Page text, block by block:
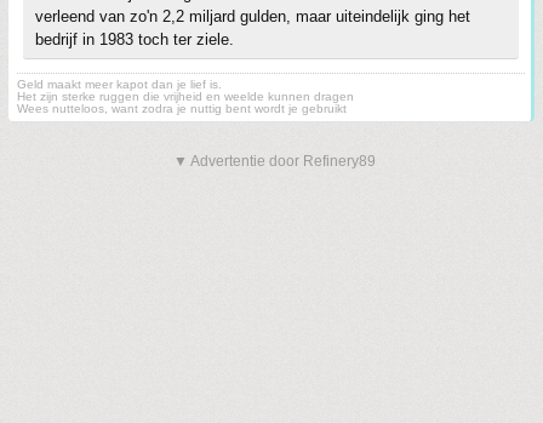
verleend van zo'n 2,2 miljard gulden, maar uiteindelijk ging het
bedrijf in 1983 toch ter ziele.
Geld maakt meer kapot dan je lief is.
Het zijn sterke ruggen die vrijheid en weelde kunnen dragen
Wees nutteloos, want zodra je nuttig bent wordt je gebruikt
▼ Advertentie door Refinery89